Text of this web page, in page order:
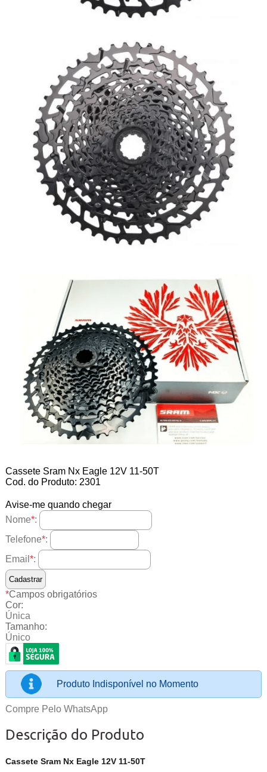
Cassete Sram Nx Eagle 12V 11-50T
Cod. do Produto: 2301
Avise-me quando chegar
Nome*:
Telefone*:
Email *:
*Campos obrigatórios
Cor:
Única
Tamanho:
Único
Produto Indisponível no Momento
Compre Pelo WhatsApp
Descrição do Produto
Cassete Sram Nx Eagle 12V 11-50T